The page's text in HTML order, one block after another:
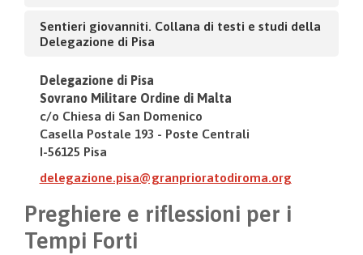
Sentieri giovanniti. Collana di testi e studi della
Delegazione di Pisa
Delegazione di Pisa
Sovrano Militare Ordine di Malta
c/o Chiesa di San Domenico
Casella Postale 193 - Poste Centrali
I-56125 Pisa
delegazione.pisa@granprioratodiroma.org
Preghiere e riflessioni per i
Tempi Forti